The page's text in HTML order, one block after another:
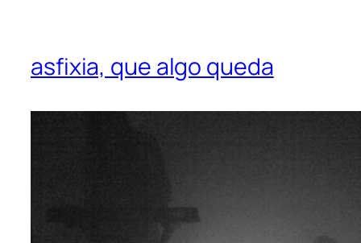
asfixia, que algo queda